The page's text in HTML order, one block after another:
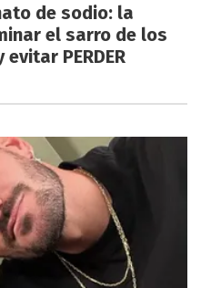
de sodio: la
el sarro de los
PERDER